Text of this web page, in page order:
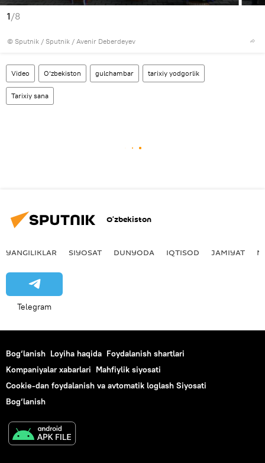
1/8
© Sputnik / Sputnik / Avenir Deberdeyev
Video O‘zbekiston gulchambar tarixiy yodgorlik
Tarixiy sana
O‘zbekiston
YANGILIKLAR SIYOSAT DUNYODA IQTISOD JAMIYAT
Telegram
Bog‘lanish Loyiha haqida Foydalanish shartlari
Kompaniyalar xabarlari Mahfiylik siyosati
Cookie-dan foydalanish va avtomatik loglash Siyosati
Bog‘lanish